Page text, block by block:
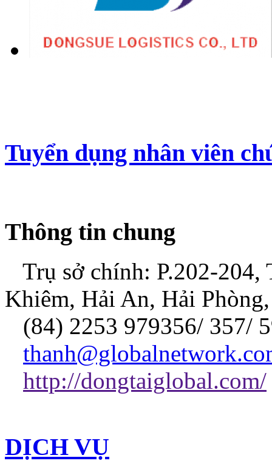
Tuyển dụng nhân viên
Thông tin chung
Trụ sở chính: P.202-204,
Khiêm, Hải An, Hải
(84) 2253 979356/ 357/
http://dongtaiglobal.com/
DỊCH VỤ